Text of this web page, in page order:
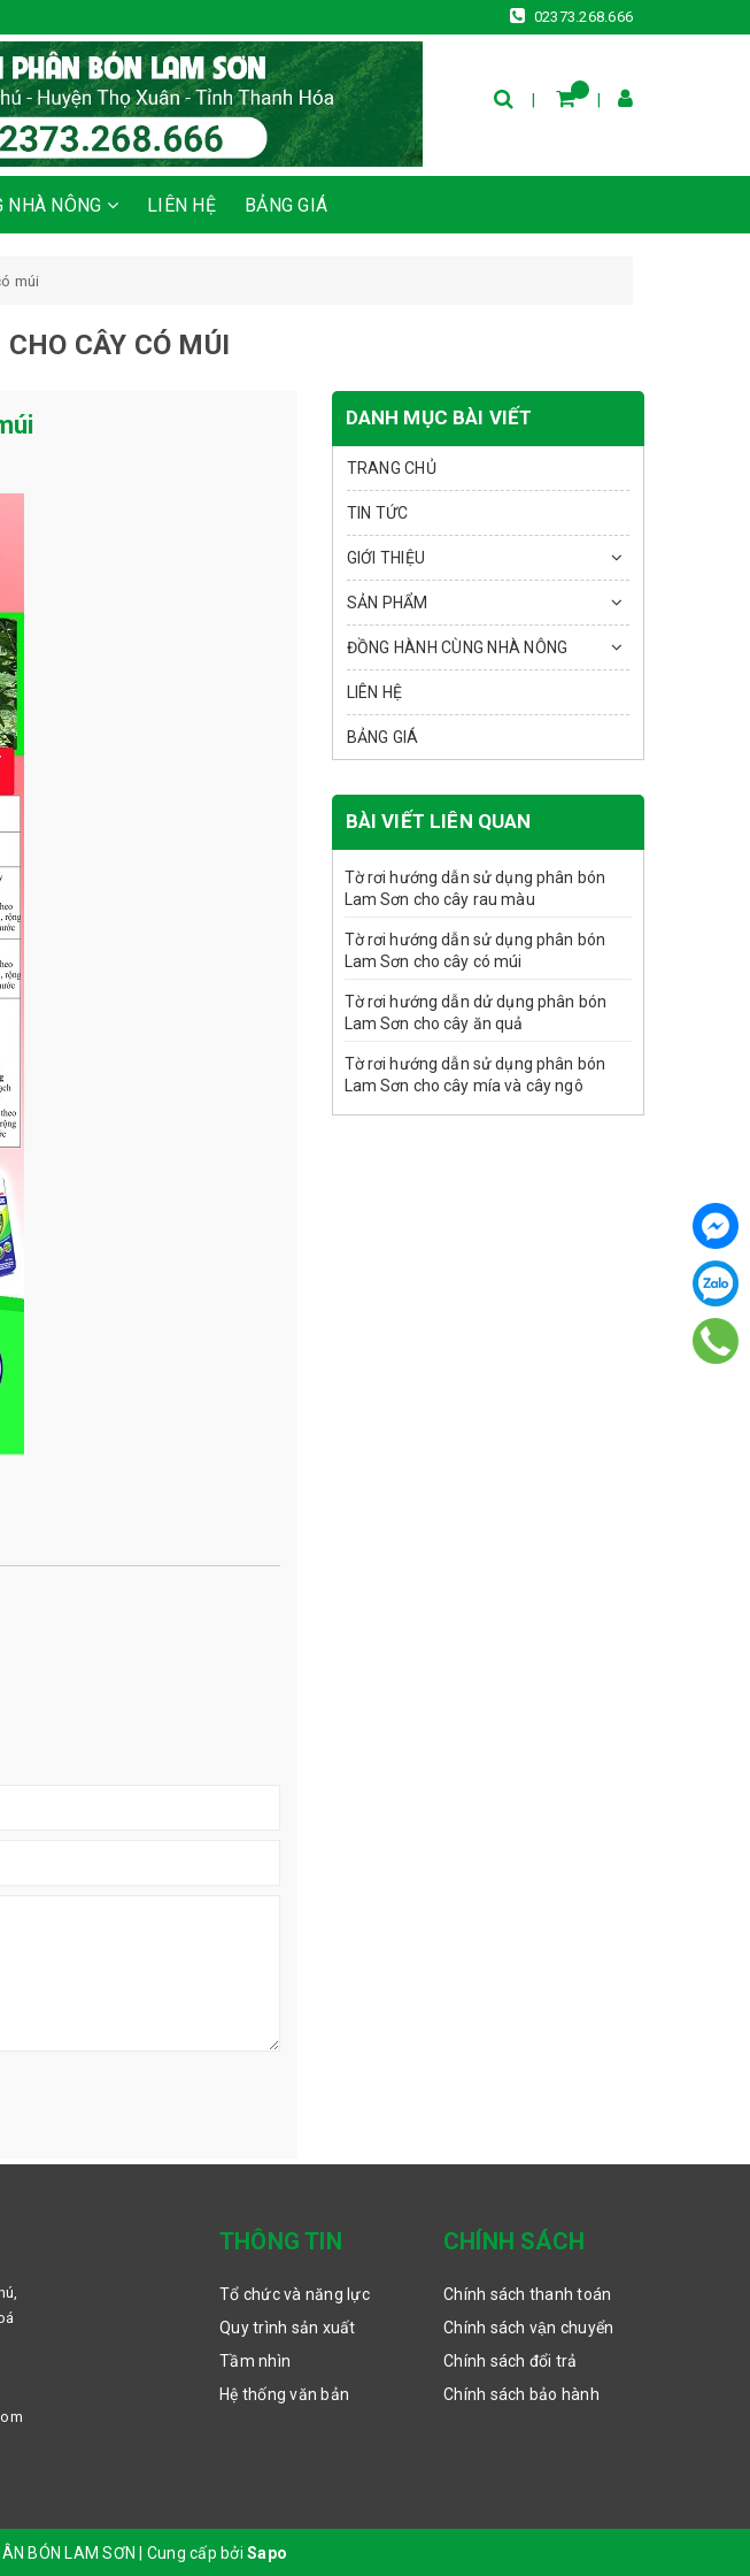
02373.268.666
NHÀ NÔNG LIÊN HỆ BẢNG GIÁ
múi
CÂY CÓ MÚI
DANH MỤC BÀI VIẾT
TRANG CHỦ
TIN TỨC
GIỚI THIỆU
SẢN PHẨM
ĐỒNG HÀNH CÙNG NHÀ NÔNG
LIÊN HỆ
BẢNG GIÁ
BÀI VIẾT LIÊN QUAN
Tờ rơi hướng dẫn sử dụng phân bón
Lam Sơn cho cây rau màu
Tờ rơi hướng dẫn sử dụng phân bón
Lam Sơn cho cây có múi
Tờ rơi hướng dẫn dử dụng phân bón
Lam Sơn cho cây ăn quả
Tờ rơi hướng dẫn sử dụng phân bón
Lam Sơn cho cây mía và cây ngô
THÔNG TIN
Tổ chức và năng lực
Quy trình sản xuất
Tầm nhìn
Hệ thống văn bản
CHÍNH SÁCH
Chính sách thanh toán
Chính sách vận chuyển
Chính sách đổi trả
Chính sách bảo hành
BÓN LAM SƠN| Cung cấp bởiSapo